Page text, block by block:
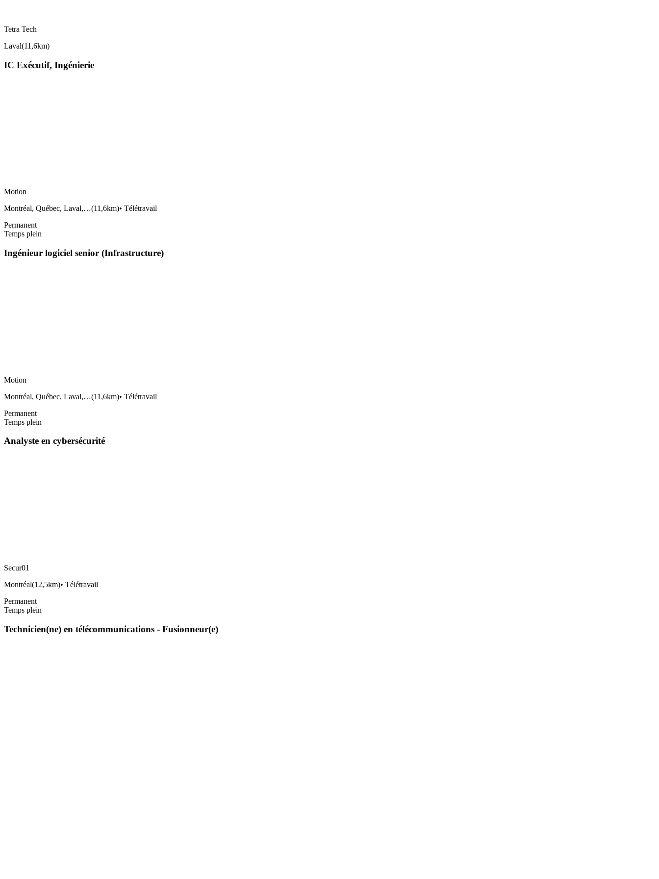
Tetra Tech
Laval(11,6km)
IC Exécutif, Ingénierie
Motion
Montréal, Québec, Laval,…(11,6km)• Télétravail
Permanent
Temps plein
Ingénieur logiciel senior (Infrastructure)
Motion
Montréal, Québec, Laval,…(11,6km)• Télétravail
Permanent
Temps plein
Analyste en cybersécurité
Secur01
Montréal(12,5km)• Télétravail
Permanent
Temps plein
Technicien(ne) en télécommunications - Fusionneur(e)